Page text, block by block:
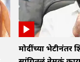
मोदींच्या भेटीनंतर